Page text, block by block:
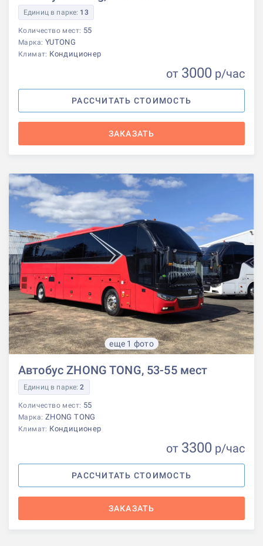
Единиц в парке: 13
Количество мест: 55
Марка: YUTONG
Климат: Кондиционер
от 3000 р/час
РАССЧИТАТЬ СТОИМОСТЬ
ЗАКАЗАТЬ
еще 1 фото
Автобус ZHONG TONG, 53-55 мест
Единиц в парке:2
Количество мест: 55
Марка: ZHONG TONG
Климат: Кондиционер
от 3300 р/час
РАССЧИТАТЬ СТОИМОСТЬ
ЗАКАЗАТЬ